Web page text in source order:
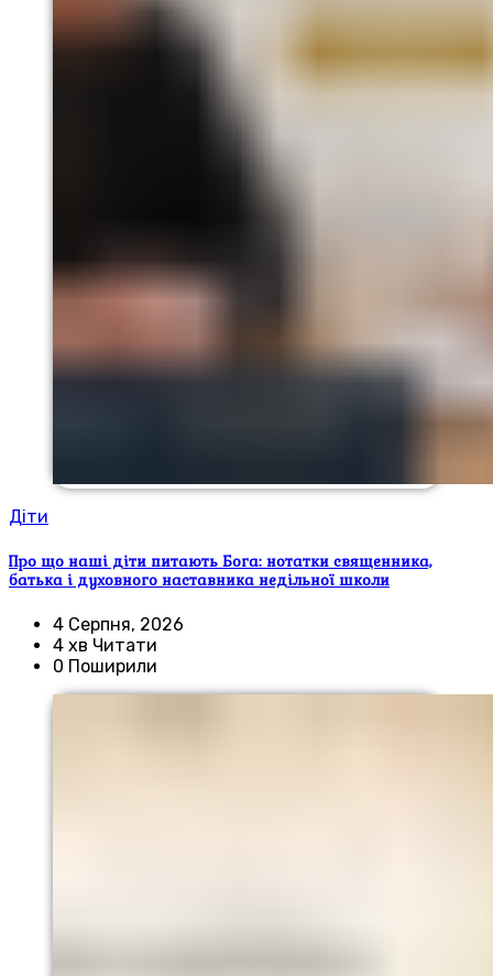
Діти
Про що наші діти питають Бога: нотатки священника,
батька і духовного наставника недільної школи
4 Серпня, 2026
4 хв Читати
0 Поширили